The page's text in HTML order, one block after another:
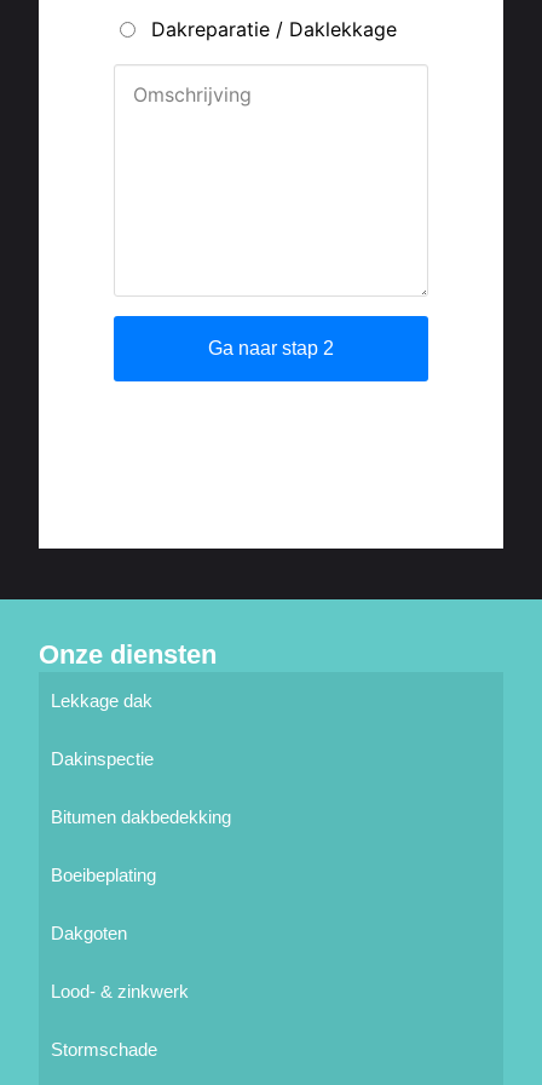
Onze diensten
Lekkage dak
Dakinspectie
Bitumen dakbedekking
Boeibeplating
Dakgoten
Lood- & zinkwerk
Stormschade